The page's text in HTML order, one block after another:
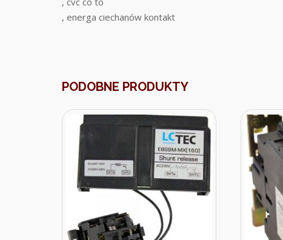
, energa ciechanów kontakt
PODOBNE PRODUKTY